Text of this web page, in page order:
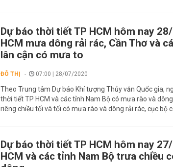
Dự báo thời tiết TP HCM hôm nay
HCM mưa dông rải rác, Cần Thơ và
lân cận có mưa to
ĐÔ THỊ 07:00 | 28/07/2020
Theo Trung tâm Dự báo Khí tượng Thủy văn Quốc gia,
thời tiết TP HCM và các tỉnh Nam Bộ có mưa rào và
riêng chiều tối và tối có mưa rào và dông rải rác, cục bộ
Dự báo thời tiết TP HCM hôm nay
HCM và các tỉnh Nam Bộ trưa chiều